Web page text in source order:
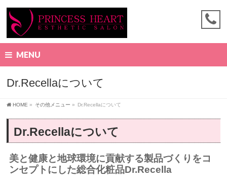
MENU
Dr.Recellaについて
HOME » その他メニュー » Dr.Recellaについて
Dr.Recellaについて
美と健康と地球環境に貢献する製品づくりをコ
ンセプトにした総合化粧品Dr.Recella